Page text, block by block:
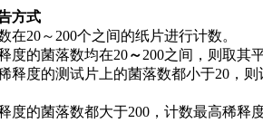
方式
在20～200个之间的纸片进行计数。
度的菌落数均在20～200之间，则取其
释度的测试片上的菌落数都小于20，
度的菌落数都大于200，计数最高稀释